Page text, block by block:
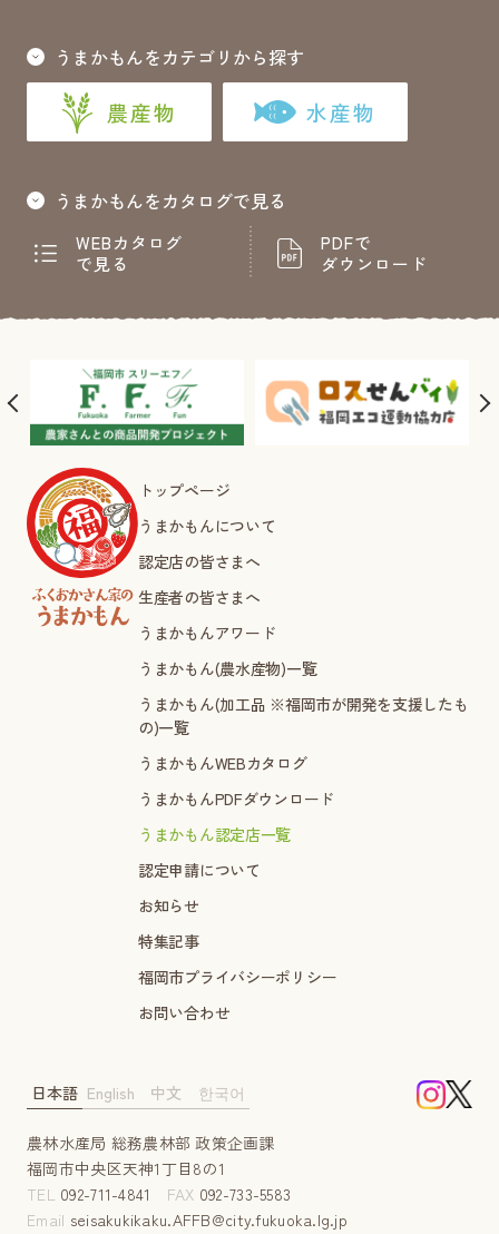
うまかもんをカテゴリから探す
農産物 水産物
うまかもんをカタログで見る
WEBカタログ
で見る
PDFで
ダウンロード
トップページ
うまかもんについて
認定店の皆さまへ
生産者の皆さまへ
うまかもんアワード
うまかもん(農水産物)一覧
うまかもん(加工品 ※福岡市が開発を支援したも
の)一覧
うまかもんWEBカタログ
うまかもんPDFダウンロード
うまかもん認定店一覧
認定申請について
お知らせ
特集記事
福岡市プライバシーポリシー
お問い合わせ
農林水産局 総務農林部 政策企画課
福岡市中央区天神1丁目8の1
TEL 092-711-4841 FAX 092-733-5583
Email seisakukikaku.AFFB@city.fukuoka.lg.jp
日本語 English 中文 한국어